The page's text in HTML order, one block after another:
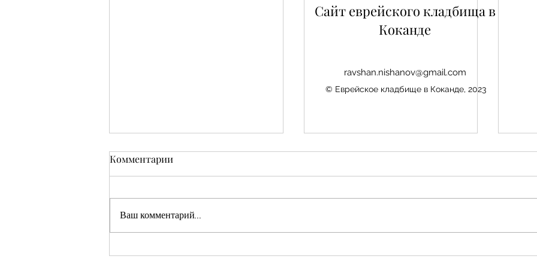
Авезбакиев Эдуард
Комментарии
Ваш комментарий...
Сайт еврейского кладбища в
Коканде
ravshan.nishanov@gmail.com
© Еврейское кладбище в Коканде, 2023